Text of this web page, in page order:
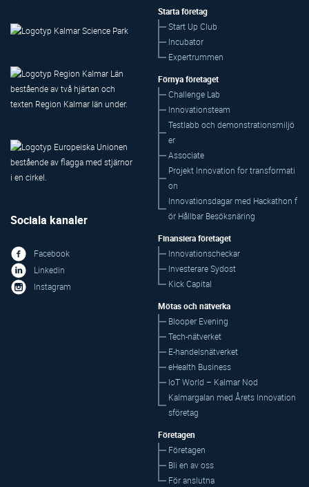
Sociala kanaler
Facebook
Linkedin
Instagram
Starta företag
Start Up Club
Incubator
Expertrummen
Förnya företaget
Challenge Lab
Innovationsteam
Testlabb och demonstrationsmiljö
er
Associate
Projekt Innovation for transformati
on
Innovationsdagar med Hackathon f
ör Hållbar Besöksnäring
Finansiera företaget
Innovationscheckar
Investerare Sydost
Kick Capital
Mötas och nätverka
Blooper Evening
Tech-nätverket
E-handelsnätverket
eHealth Business
IoT World – Kalmar Nod
Kalmargalan med Årets Innovation
sföretag
Företagen
Företagen
Bli en av oss
För anslutna